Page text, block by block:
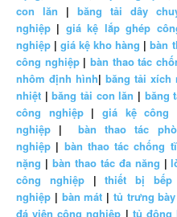
con lăn | băng tải dây
nghiệp | giá kệ lắp ghép
nghiệp |giá kệ kho hàng |bàn
công nghiệp|bàn thao tác
nhôm định hình| băng tải xích
nhiệt |băng tải con lăn | băng
công nghiệp|giá kệ công
nghiệp |bàn thao tác
nghiệp | bàn thao tác chống
nặng | bàn thao tác đa năng |
công nghiệp|thiết bị bếp
nghiệp | bàn mát | tủ trưng bày
đá viên công nghiệp | tủ đông